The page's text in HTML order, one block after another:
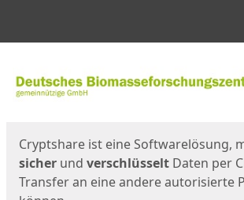
Cryptshare ist eine Softwarelösung,
sicher und verschlüsselt Daten per
Transfer an eine andere autorisierte